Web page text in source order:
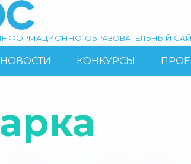
Поиск
ОБРАЗОВАТЕЛЬНЫЙ
НОВОСТИ КОНКУРСЫ